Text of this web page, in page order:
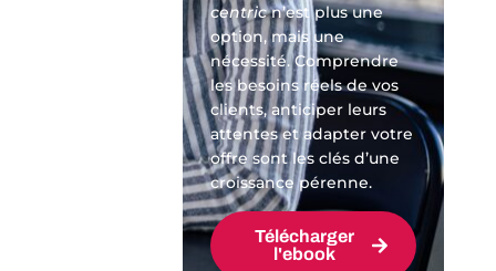
centricn’est plus une
option, mais une
nécessité. Comprendre
les besoins réels de vos
clients, anticiper leurs
attentes et adapter votre
offre sont les clés d’une
croissance pérenne.
Télécharger
l'ebook